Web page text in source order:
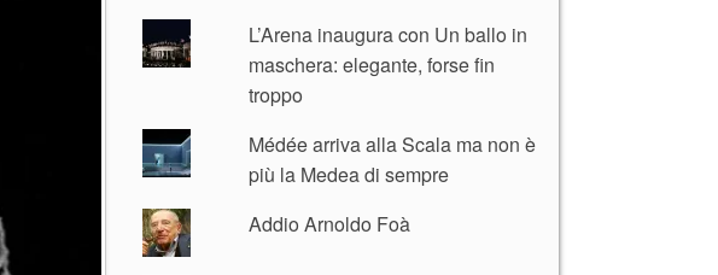
L’Arena inaugura con Un ballo in
maschera: elegante, forse fin
troppo
Médée arriva alla Scala ma non è
più la Medea di sempre
Addio Arnoldo Foà